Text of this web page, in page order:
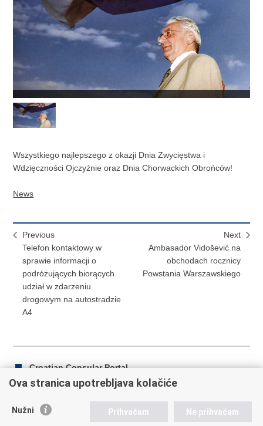
Wszystkiego najlepszego z okazji Dnia Zwycięstwa i
Wdzięczności Ojczyźnie oraz Dnia Chorwackich Obrońców!
News
Previous
Telefon kontaktowy w
sprawie informacji o
podróżujących biorących
udział w zdarzeniu
drogowym na autostradzie
A4
Next
Ambasador Vidošević na
obchodach rocznicy
Powstania Warszawskiego
Croatian Consular Portal
Ova stranica upotrebljava kolačiće
Nužni Prihvaćam Ne prihvaćam